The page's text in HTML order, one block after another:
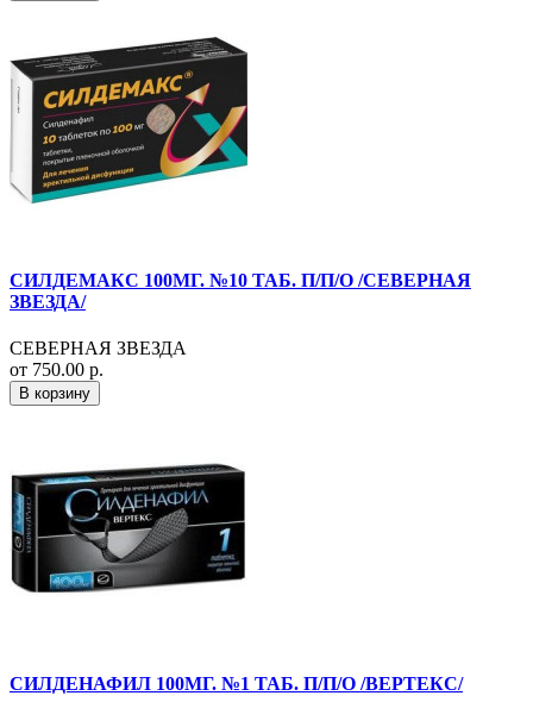
СИЛДЕМАКС 100МГ. №10 ТАБ. П/П/О /СЕВЕРНАЯ
ЗВЕЗДА/
СЕВЕРНАЯ ЗВЕЗДА
от 750.00 р.
В корзину
СИЛДЕНАФИЛ 100МГ. №1 ТАБ. П/П/О /ВЕРТЕКС/